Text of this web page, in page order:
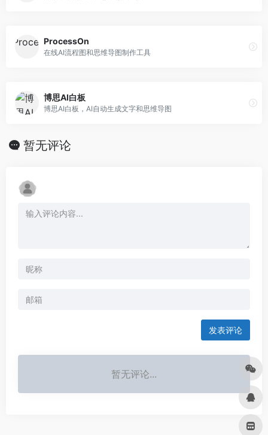
ProcessOn
在线AI流程图和思维导图制作工具
博思AI白板
博思AI白板，AI自动生成文字和思维导图
暂无评论
发表评论
暂无评论...